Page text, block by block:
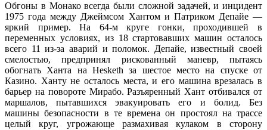
Обгоны в Монако всегда были сложной задачей, и инцидент
1975 года между Джеймсом Хантом и Патриком Депайе —
яркий пример. На 64-м круге гонки, проходившей в
переменных условиях, из 18 стартовавших машин осталось
всего 11 из-за аварий и поломок. Депайе, известный своей
смелостью, предпринял рискованный маневр, пытаясь
обогнать Ханта на Hesketh за шестое место на спуске от
Казино. Ханту не осталось места, и его машина врезалась в
барьер на повороте Мирабо. Разъяренный Хант отбивался от
маршалов, пытавшихся эвакуировать его и болид. Без
машины безопасности в те времена он простоял на трассе
целый круг, угрожающе размахивая кулаком в сторону